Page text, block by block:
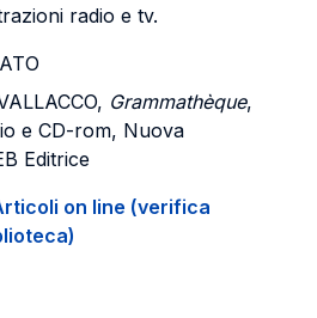
radio e tv.
Grammathèque,
e CD-rom, Nuova
Editrice
on line (verifica